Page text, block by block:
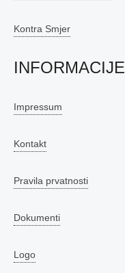
Kontra Smjer
INFORMACIJE
Impressum
Kontakt
Pravila prvatnosti
Dokumenti
Logo